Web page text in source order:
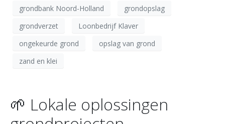
grondbank Noord-Holland
grondopslag
grondverzet
Loonbedrijf Klaver
ongekeurde grond
opslag van grond
zand en klei
🌱 Lokale oplossingen